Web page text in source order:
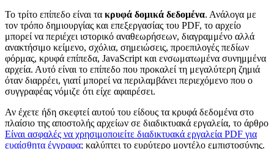
Το τρίτο επίπεδο είναι τα κρυφά δομικά δεδομένα. Ανάλογα με
τον τρόπο δημιουργίας και επεξεργασίας του PDF, το αρχείο
μπορεί να περιέχει ιστορικό αναθεωρήσεων, διαγραμμένο αλλά
ανακτήσιμο κείμενο, σχόλια, σημειώσεις, προεπιλογές πεδίων
φόρμας, κρυφά επίπεδα, JavaScript και ενσωματωμένα συνημμένα
αρχεία. Αυτό είναι το επίπεδο που προκαλεί τη μεγαλύτερη ζημιά
όταν διαρρέει, γιατί μπορεί να περιλαμβάνει περιεχόμενο που ο
συγγραφέας νόμιζε ότι είχε αφαιρέσει.
Αν έχετε ήδη σκεφτεί αυτού του είδους τα κρυφά δεδομένα στο
πλαίσιο της αποστολής αρχείων σε διαδικτυακά εργαλεία, το άρθρο
Είναι ασφαλές να χρησιμοποιείτε διαδικτυακά εργαλεία PDF για
ευαίσθητα έγγραφα; καλύπτει το ευρύτερο μοντέλο εμπιστοσύνης.